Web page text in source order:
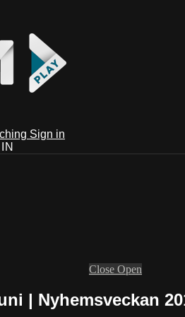
Sign in
Close Open
| Nyhemsveckan